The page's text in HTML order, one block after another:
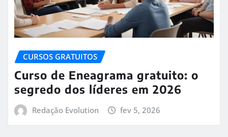
CURSOS GRATUITOS
Curso de Eneagrama gratuito: o
segredo dos líderes em 2026
Redação Evolution fev 5, 2026